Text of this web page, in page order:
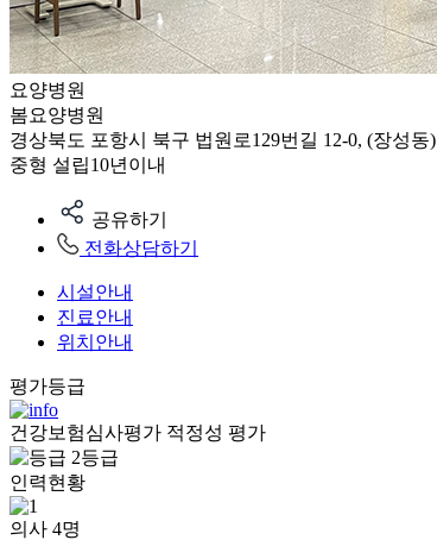
요양병원
봄요양병원
경상북도 포항시 북구 법원로129번길 12-0, (장성동)
중형 설립10년이내
공유하기
전화상담하기
시설안내
진료안내
위치안내
평가등급
건강보험심사평가 적정성 평가
2등급
인력현황
의사 4명